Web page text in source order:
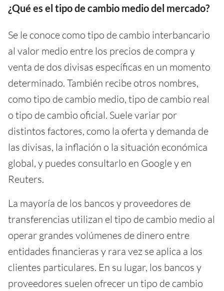
¿Qué es el tipo de cambio medio del mercado?
Se le conoce como tipo de cambio interbancario
al valor medio entre los precios de compra y
venta de dos divisas específicas en un momento
determinado. También recibe otros nombres,
como tipo de cambio medio, tipo de cambio real
o tipo de cambio oficial. Suele variar por
distintos factores, como la oferta y demanda de
las divisas, la inflación o la situación económica
global, y puedes consultarlo en Google y en
Reuters.
La mayoría de los bancos y proveedores de
transferencias utilizan el tipo de cambio medio al
operar grandes volúmenes de dinero entre
entidades financieras y rara vez se aplica a los
clientes particulares. En su lugar, los bancos y
proveedores suelen ofrecer un tipo de cambio